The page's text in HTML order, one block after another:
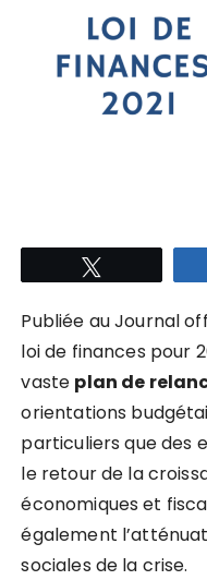
Publiée au Journal
loi de finances pour
vaste plan de
orientations
particuliers que des
le retour de la
économiques et
également
sociales de la crise.